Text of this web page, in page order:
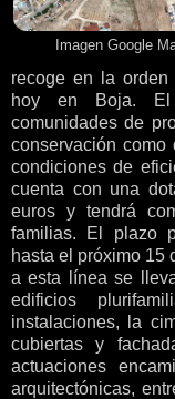
Imagen Google
recoge en la orden
hoy en Boja. El
comunidades de
conservación
condiciones de
cuenta con una
euros y tendrá
familias. El plazo
hasta el próximo 15
a esta línea se
edificios
instalaciones, la
cubiertas y
actuaciones
arquitectónicas,